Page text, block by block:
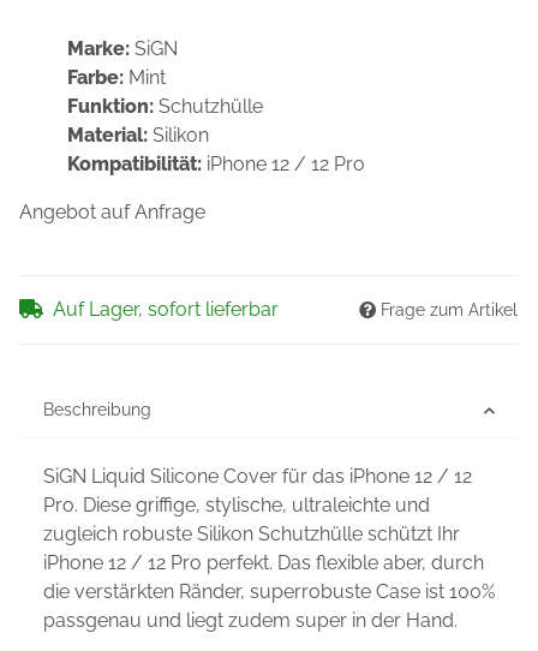
Marke: SiGN
Farbe: Mint
Funktion: Schutzhülle
Material: Silikon
Kompatibilität: iPhone 12 / 12 Pro
Angebot auf Anfrage
Auf Lager, sofort lieferbar Frage zum Artikel
Beschreibung
SiGN Liquid Silicone Cover für das iPhone 12 / 12
Pro. Diese griffige, stylische, ultraleichte und
zugleich robuste Silikon Schutzhülle schützt Ihr
iPhone 12 / 12 Pro perfekt. Das flexible aber, durch
die verstärkten Ränder, superrobuste Case ist 100%
passgenau und liegt zudem super in der Hand.